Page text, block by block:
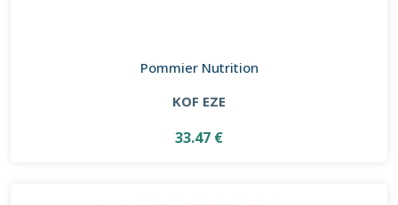
Pommier Nutrition
KOF EZE
33.47 €